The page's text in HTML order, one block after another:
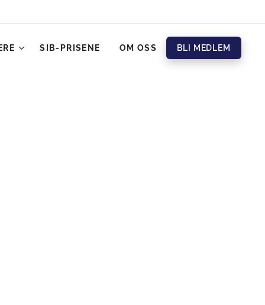
SIB-PRISENE OM OSS BLI MEDLEM